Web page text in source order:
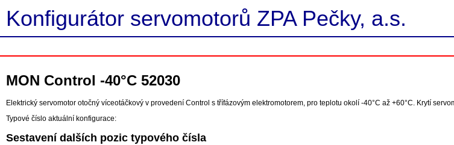
Konfigurátor servomotorů ZPA Pečky, a.s.
MON Control -40°C 52030
Elektrický servomotor otočný víceotáčkový v provedení Control s třífázovým elektromotorem, pro teplotu okolí -40°C až +60°C. Krytí
Typové číslo aktuální konfigurace:
Sestavení dalších pozic typového čísla